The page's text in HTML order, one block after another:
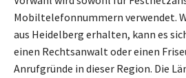
Mobiltelefonnummern verwendet.
aus Heidelberg erhalten, kann es
einen Rechtsanwalt oder einen
Anrufgründe in dieser Region. Die